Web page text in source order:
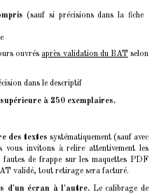
(sauf si précisions dans la fiche
ouvrés après validation du BAT selon
dans le descriptif
à 250 exemplaires.
des textes systématiquement (sauf avec
invitons à relire attentivement les
de frappe sur les maquettes PDF
validé, tout retirage sera facturé.
d'un écran à l'autre. Le calibrage de